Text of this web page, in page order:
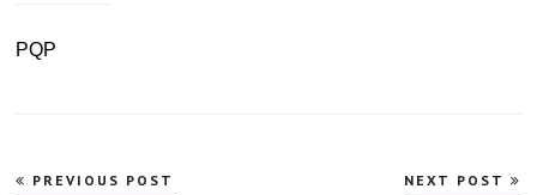
PQP
Navegação
PREVIOUS POST NEXT POST